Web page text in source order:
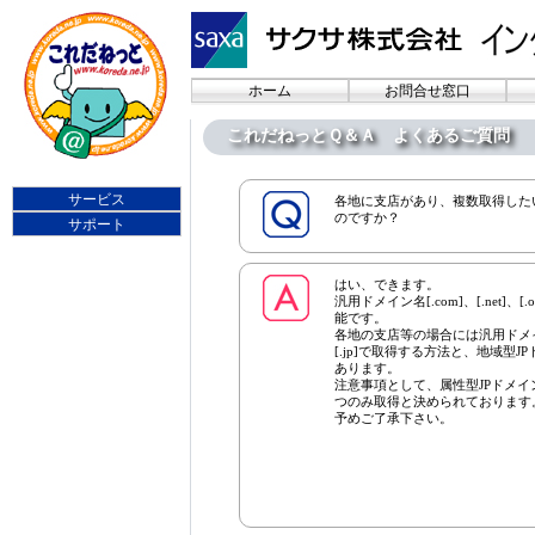
ホーム お問合せ窓口
これだねっとＱ＆Ａ よくあるご質問
各地に支店があり、複数取得し
のですか？
はい、できます。
汎用ドメイン名[.com]、[.net]、
能です。
各地の支店等の場合には汎用ド
[.jp]で取得する方法と、地域型JP
あります。
注意事項として、属性型JPドメ
つのみ取得と決められております
予めご了承下さい。
サービス
サポート